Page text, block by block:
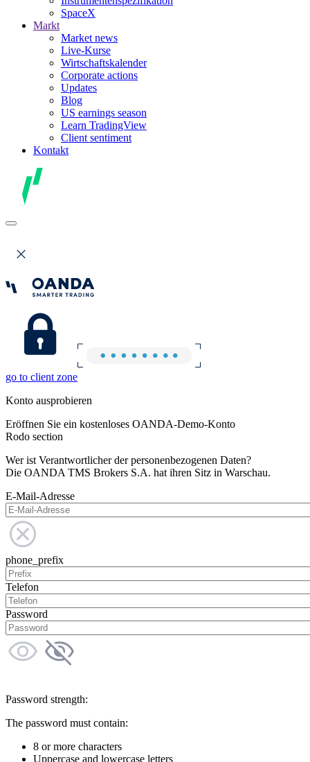
SpaceX
Markt
Market news
Live-Kurse
Wirtschaftskalender
Corporate actions
Updates
Blog
US earnings season
Learn TradingView
Client sentiment
Kontakt
go to client zone
Konto ausprobieren
Eröffnen Sie ein kostenloses OANDA-Demo-Konto
Rodo section
Wer ist Verantwortlicher der personenbezogenen Daten?
Die OANDA TMS Brokers S.A. hat ihren Sitz in Warschau.
E-Mail-Adresse
phone_prefix
Telefon
Password
Password strength:
The password must contain:
8 or more characters
Uppercase and lowercase letters